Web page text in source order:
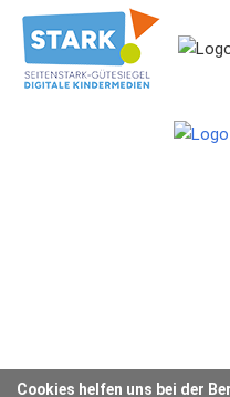
Cookies helfen uns bei der